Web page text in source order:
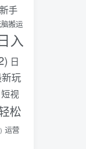
新手
搬运
入
日
玩
短视
松
运营